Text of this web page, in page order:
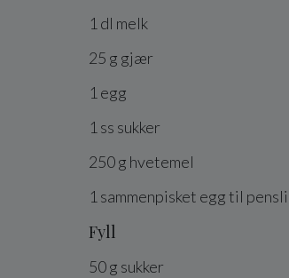
1 dl melk
25 g gjær
1 egg
1 ss sukker
250g hvetemel
1 sammenpisket eggtil
Fyll
50g sukker